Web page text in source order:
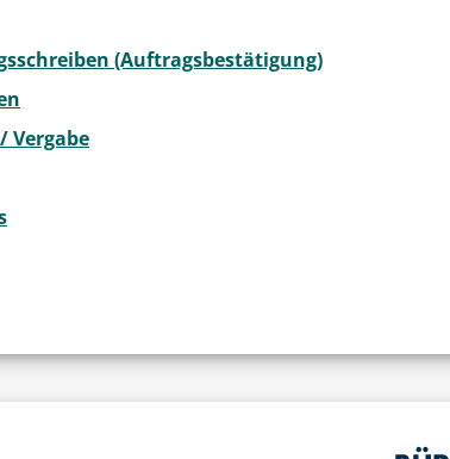
(Auftragsbestätigung)
Vergabe